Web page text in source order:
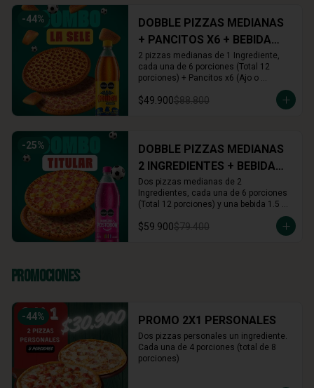
-44%
DOBBLE PIZZAS MEDIANAS
+ PANCITOS X6 + BEBIDA
1.5L
2 pizzas medianas de 1 Ingrediente,
cada una de 6 porciones (Total 12
porciones) + Pancitos x6 (Ajo o
elección)
$49.900$88.800
-25%
DOBBLE PIZZAS MEDIANAS
2 INGREDIENTES + BEBIDA
1.5L
Dos pizzas medianas de 2
Ingredientes, cada una de 6 porciones
(Total 12 porciones) y una bebida 1.5
$59.900$79.400
Promociones
-44% PROMO 2X1 PERSONALES
Dos pizzas personales un ingrediente.
Cada una de 4 porciones (total de 8
porciones)